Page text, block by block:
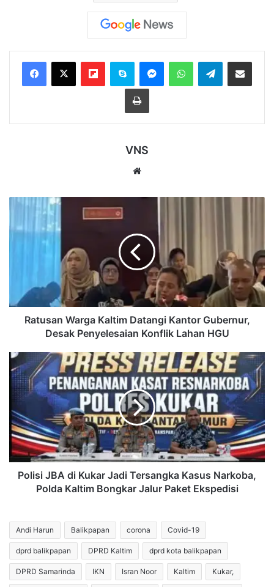
FlipboardSkype MessengerWhatsAppTelegramBagikan melalui Email
Cetak
VNS
Ratusan
Kaltim
Penyelesaian
Konflik
LahanRatusan Warga Kaltim Datangi Kantor Gubernur,
Desak Penyelesaian Konflik Lahan HGU
Polisi
JBA
di
Kukar
Jadi
Tersangka
Kasus
Narkoba,
Polda
Kaltim
Bongkar
Ekspedisi
Polisi JBA di Kukar Jadi Tersangka Kasus Narkoba,
Polda Kaltim Bongkar Jalur Paket Ekspedisi
Andi Harun Balikpapan corona Covid-19
dprd balikpapan DPRD Kaltim dprd kota balikpapan
DPRD Samarinda IKN Isran Noor Kaltim Kukar,